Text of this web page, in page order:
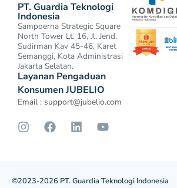
PT. Guardia Teknologi
Indonesia
Sampoerna Strategic Square
North Tower Lt. 16, Jl. Jend.
Sudirman Kav 45-46, Karet
Semanggi, Kota Administrasi
Jakarta Selatan.
Layanan Pengaduan
Konsumen JUBELIO
Email : support@jubelio.com
©2023-2026 PT. Guardia Teknologi Indonesia